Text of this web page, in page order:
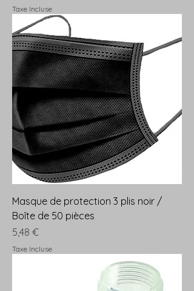
Taxe Incluse
Masque de protection 3 plis noir /
Boîte de 50 pièces
Prix
5,48 €
Taxe Incluse